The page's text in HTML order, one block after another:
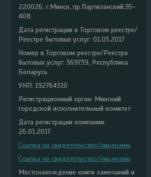
220026, г.Минск, пр.Партизанский,95-
40В
Дата регистрации в Торговом реестре/
Реестре бытовых услуг: 01.03.2017
Номер в Торговом реестре/Реестре
бытовых услуг: 369739, Республика
Беларусь
УНП: 192764310
Регистрационный орган: Минский
городской исполнительный комитет
Дата регистрации компании:
26.01.2017
Ссылка на свидетельство/лицензию
Ссылка на свидетельство/лицензию
Местонахождение книги замечаний и